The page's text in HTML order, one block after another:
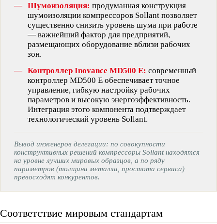
Шумоизоляция: продуманная конструкция
шумоизоляции компрессоров Sollant позволяет
существенно снизить уровень шума при работе
— важнейший фактор для предприятий,
размещающих оборудование вблизи рабочих
зон.
Контроллер Inovance MD500 E: современный
контроллер MD500 E обеспечивает точное
управление, гибкую настройку рабочих
параметров и высокую энергоэффективность.
Интеграция этого компонента подтверждает
технологический уровень Sollant.
Вывод инженеров делегации: по совокупности
конструктивных решений компрессоры Sollant находятся
на уровне лучших мировых образцов, а по ряду
параметров (толщина металла, простота сервиса)
превосходят конкурентов.
Соответствие мировым стандартам